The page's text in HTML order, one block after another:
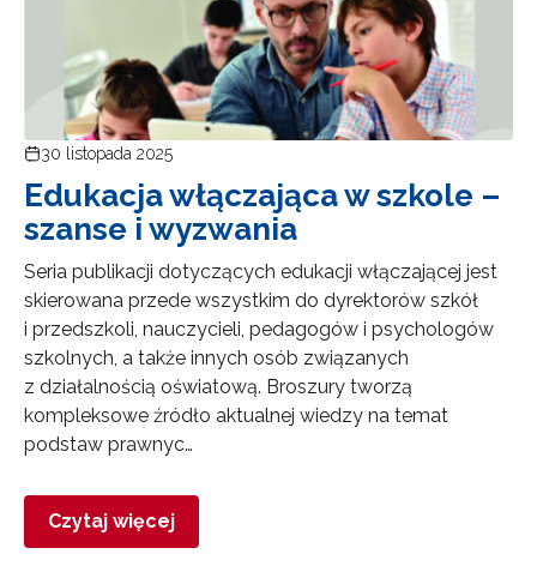
30 listopada 2025
Edukacja włączająca w szkole –
szanse i wyzwania
Seria publikacji dotyczących edukacji włączającej jest
skierowana przede wszystkim do dyrektorów szkół
i przedszkoli, nauczycieli, pedagogów i psychologów
szkolnych, a także innych osób związanych
z działalnością oświatową. Broszury tworzą
kompleksowe źródło aktualnej wiedzy na temat
podstaw prawnyc…
Czytaj więcej